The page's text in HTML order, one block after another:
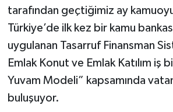
tarafından geçtiğimiz ay
Türkiye’de ilk kez bir kamu
uygulanan Tasarruf Finansman
Emlak Konut ve Emlak Katılım iş
Yuvam Modeli” kapsamında
buluşuyor.